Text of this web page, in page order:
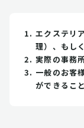
エクステリ
理）、もし
実際の事務
一般のお客
ができること